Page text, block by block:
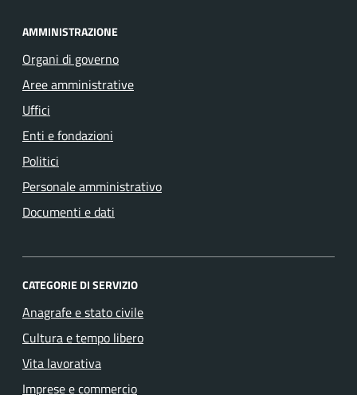
AMMINISTRAZIONE
Organi di governo
Aree amministrative
Uffici
Enti e fondazioni
Politici
Personale amministrativo
Documenti e dati
CATEGORIE DI SERVIZIO
Anagrafe e stato civile
Cultura e tempo libero
Vita lavorativa
Imprese e commercio